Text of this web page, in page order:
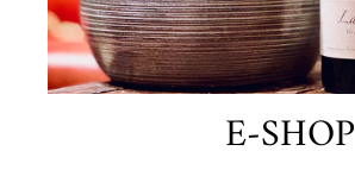
E-SHOP